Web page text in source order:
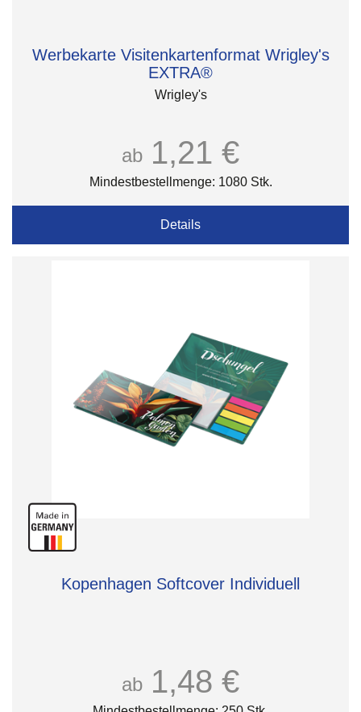
Werbekarte Visitenkartenformat Wrigley's
EXTRA®
Wrigley's
ab 1,21 €
Mindestbestellmenge: 1080 Stk.
Details
Kopenhagen Softcover Individuell
ab 1,48 €